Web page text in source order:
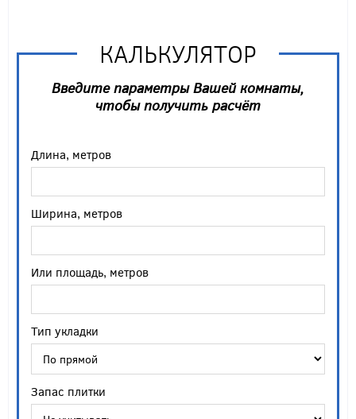
КАЛЬКУЛЯТОР
Введите параметры Вашей комнаты,
чтобы получить расчёт
Длина, метров
Ширина, метров
Или площадь, метров
Тип укладки
Запас плитки